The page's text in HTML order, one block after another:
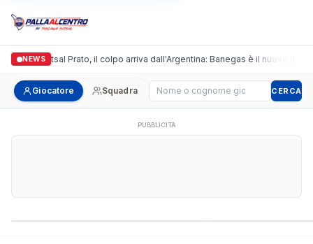
NEWS
Futsal Prato, il colpo arriva dall'Argentina: Banegas è il nuovo leader
Giocatore Squadra Cerca giocatore CERCA
PUBBLICITÀ